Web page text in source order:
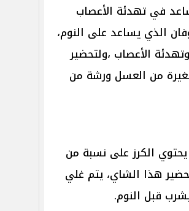
في تهدئة الأعصاب
الذي يساعد على النوم،
الأعصاب ،ولتحضير
من العسل ورشة من
يحتوي الكرز على نسبة من
هذا الشاي، يتم غلي